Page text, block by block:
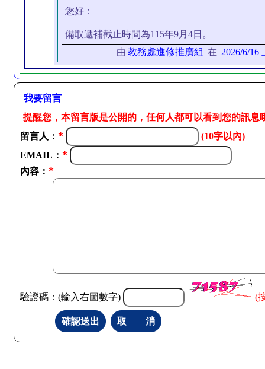
您好：
備取遞補截止時間為115年9月4日。
由 教務處進修推廣組 在 2026/6/16
我要留言
提醒您，本留言版是公開的，任何人都可以看到您的訊息
留言人： *
(10字以內)
EMAIL： *
內容： *
驗證碼：(輸入右圖數字) (